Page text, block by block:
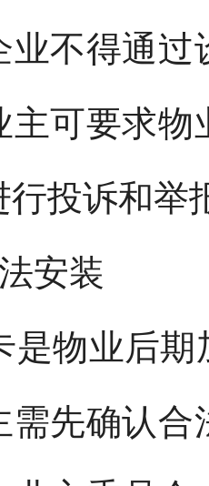
业不得通
主可要求
行投诉和举
安装
是物业后
需先确认